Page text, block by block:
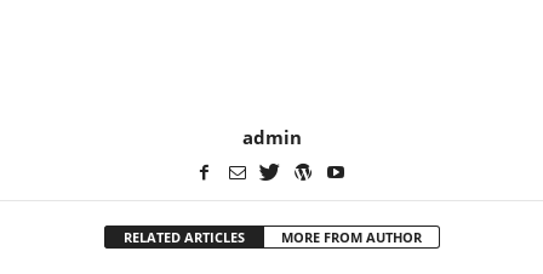
admin
RELATED ARTICLES MORE FROM AUTHOR